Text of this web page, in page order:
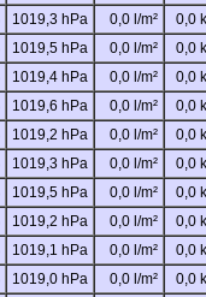
1019,3 hPa 0,0 l/m²
0,0
1019,5 hPa 0,0 l/m²
0,0
1019,4 hPa 0,0 l/m²
0,0
1019,6 hPa 0,0 l/m²
0,0
1019,2 hPa 0,0 l/m²
0,0
1019,3 hPa 0,0 l/m²
0,0
1019,5 hPa 0,0 l/m²
0,0
1019,2 hPa 0,0 l/m²
0,0
1019,1 hPa 0,0 l/m²
0,0
1019,0 hPa 0,0 l/m²
0,0